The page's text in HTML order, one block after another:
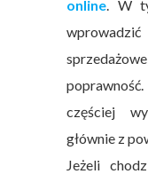
online . W
wprowadzić
częściej
głównie z
Jeżeli